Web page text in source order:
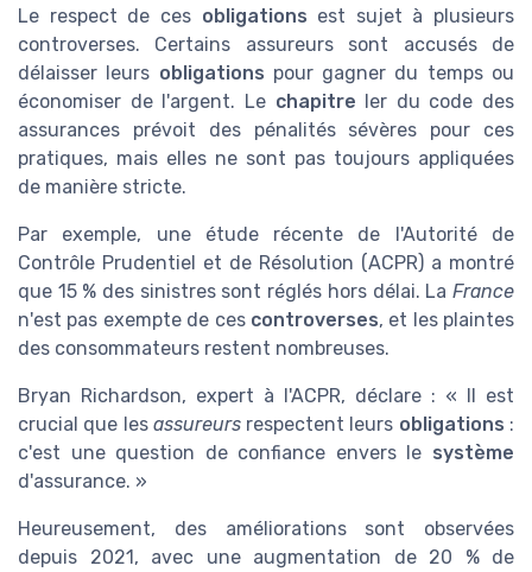
Le respect de ces obligations est sujet à plusieurs
controverses. Certains assureurs sont accusés de
délaisser leurs obligations pour gagner du temps ou
économiser de l'argent. Le chapitre Ier du code des
assurances prévoit des pénalités sévères pour ces
pratiques, mais elles ne sont pas toujours appliquées
de manière stricte.
Par exemple, une étude récente de l'Autorité de
Contrôle Prudentiel et de Résolution (ACPR) a montré
que 15 % des sinistres sont réglés hors délai. La France
n'est pas exempte de ces controverses, et les plaintes
des consommateurs restent nombreuses.
Bryan Richardson, expert à l'ACPR, déclare : « Il est
crucial que les assureursrespectent leurs obligations :
c'est une question de confiance envers le système
d'assurance. »
Heureusement, des améliorations sont observées
depuis 2021, avec une augmentation de 20 % de